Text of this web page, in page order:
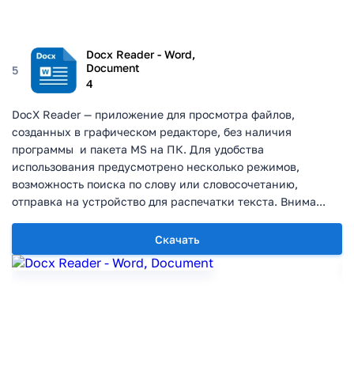
5
Docx Reader - Word,
Document
4
Скачать
DocX Reader — приложение для просмотра файлов,
созданных в графическом редакторе, без наличия
программы и пакета MS на ПК. Для удобства
использования предусмотрено несколько режимов,
возможность поиска по слову или словосочетанию,
отправка на устройство для распечатки текста. Внима...